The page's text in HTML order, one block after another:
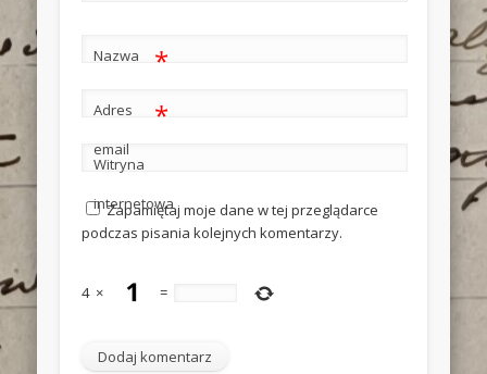
Nazwa *
Adres
email
*
Witryna
internetowa
Zapamiętaj moje dane w tej przeglądarce
podczas pisania kolejnych komentarzy.
4 × =